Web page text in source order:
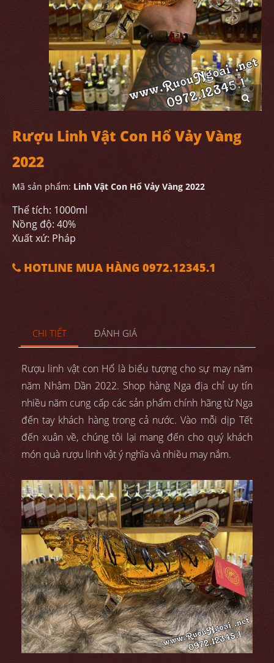
Rượu Linh Vật Con Hổ Vảy Vàng
2022
Mã sản phẩm: Linh Vật Con Hổ Vảy Vàng 2022
Thể tích: 1000ml
Nồng độ: 40%
Xuất xứ: Pháp
HOTLINE MUA HÀNG 0972.12345.1
CHI TIẾT ĐÁNH GIÁ
Rượu linh vật con Hổ là biểu tượng cho sự may năm
năm Nhâm Dần 2022. Shop hàng Nga địa chỉ uy tín
nhiều năm cung cấp các sản phẩm chính hãng từ Nga
đến tay khách hàng trong cả nước. Vào mỗi dịp Tết
đến xuân về, chúng tôi lại mang đến cho quý khách
món quà rượu linh vật ý nghĩa và nhiều may nắm.